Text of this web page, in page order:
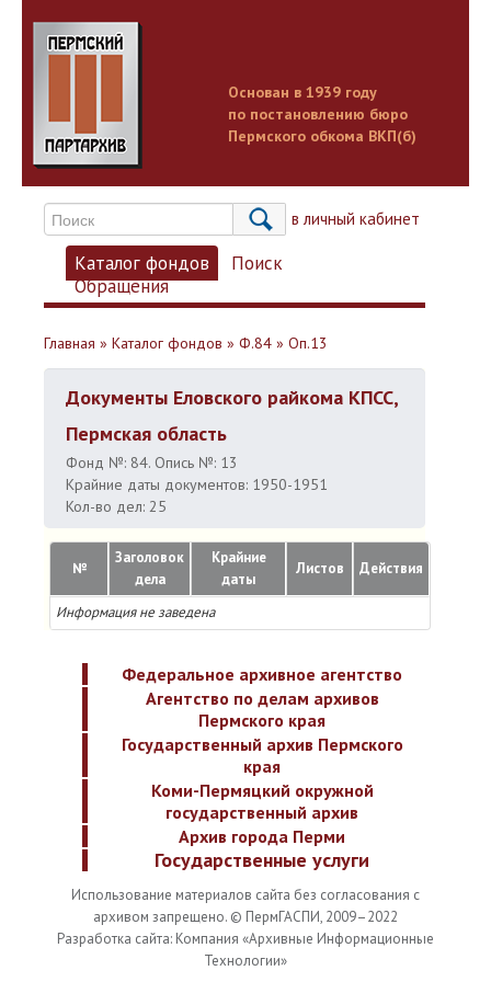
Основан в 1939 году
по постановлению бюро
Пермского обкома ВКП(б)
Вход в личный кабинет
Каталог фондов
Поиск
Обращения
Главная » Каталог фондов » Ф.84 » Оп.13
Документы Еловского райкома КПСС,
Пермская область
Фонд №: 84. Опись №: 13
Крайние даты документов: 1950-1951
Кол-во дел: 25
№
Заголовок
дела
Крайние
даты
Листов Действия
Информация не заведена
Федеральное архивное агентство
Агентство по делам архивов
Пермского края
Государственный архив Пермского
края
Коми-Пермяцкий окружной
государственный архив
Архив города Перми
Государственные услуги
Использование материалов сайта без согласования с
архивом запрещено. © ПермГАСПИ, 2009–2022
Разработка сайта: Компания «Архивные Информационные
Технологии»